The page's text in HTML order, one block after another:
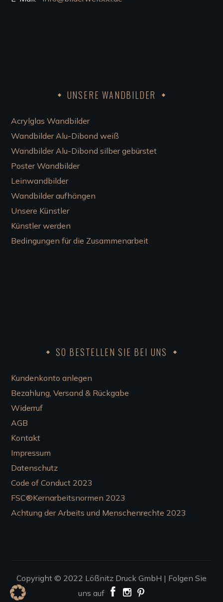
UNSERE WANDBILDER
Acrylglas Wandbilder
Wandbilder Alu-Dibond weiß
Wandbilder Alu-Dibond silber gebürstet
Poster Wandbilder
Leinwandbilder
Wandbilder aufhängen
Unsere Künstler
Künstler werden
Bedingungen für die Zusammenarbeit
SO BESTELLEN SIE BEI UNS
Kundenkonto anlegen
Bezahlung, Versand & Rückgabe
Widerruf
AGB
Kontakt
Impressum
Datenschutz
Code of Conduct 2023
FSC®Kernarbeitsnormen 2023
Achtung der Arbeits und Menschenrechte 2023
Copyright © 2022 Lößnitz Druck GmbH | Folgen Sie
uns auf